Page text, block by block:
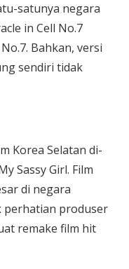
satunya negara
in Cell No.7
Bahkan, versi
sendiri tidak
Korea Selatan di-
Sassy Girl. Film
di negara
perhatian produser
remake film hit